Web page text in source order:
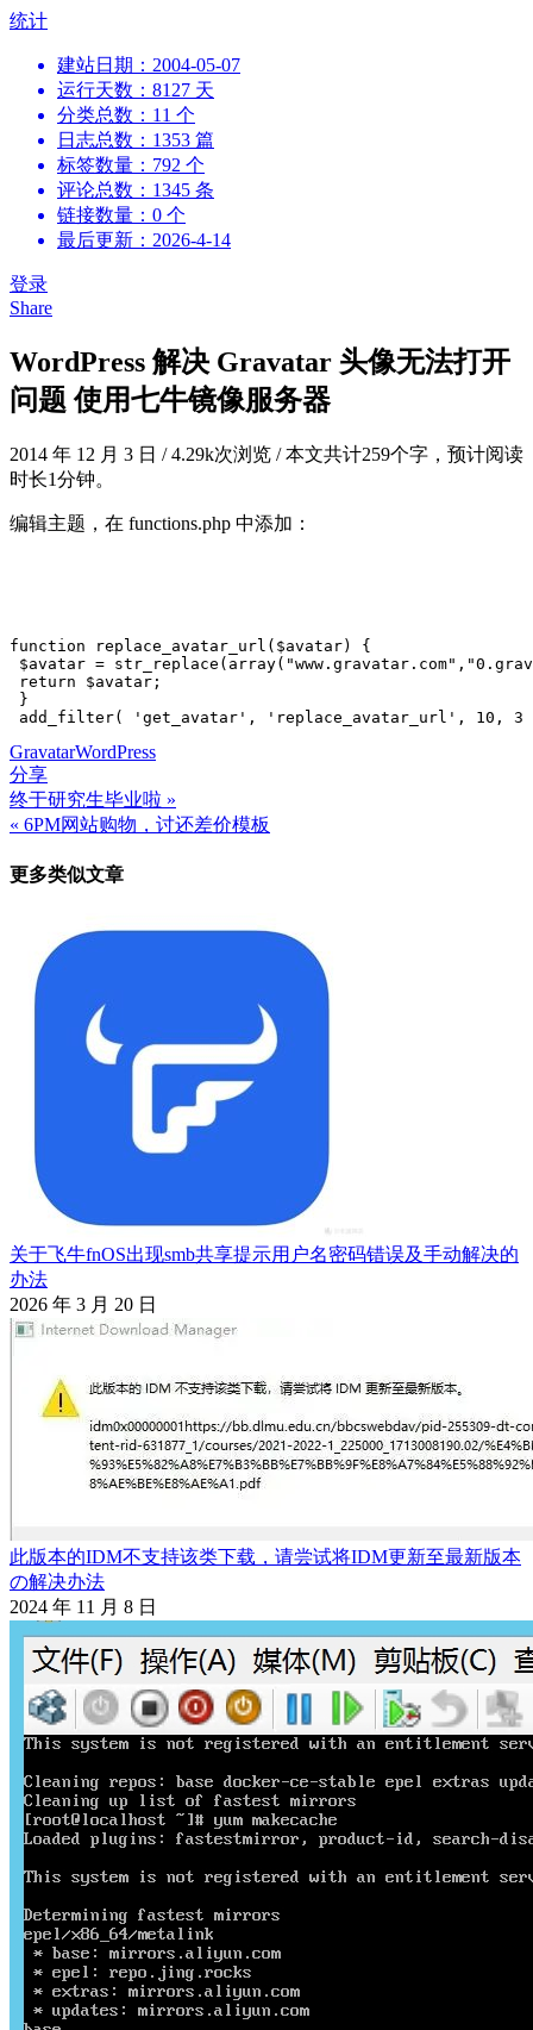
跳
统计
建站日期：2004-05-07
运行天数：8127 天
分类总数：11 个
日志总数：1353 篇
标签数量：792 个
评论总数：1345 条
链接数量：0 个
最后更新：2026-4-14
登录
Share
WordPress 解决 Gravatar 头像无法打开
问题 使用七牛镜像服务器
2014 年 12 月 3 日 /4.29k次浏览 /本文共计259个字，预计阅读
时长1分钟。
编辑主题，在 functions.php 中添加：
function replace_avatar_url($avatar) {
$avatar =
return $avatar;
}
add_filter( 'get_avatar', 'replace_avatar_url', 10,
GravatarWordPress
分享
文
章
导
终于研究生毕业啦 »
« 6PM网站购物，讨还差价模板
更多类似文章
关于飞牛fnOS出现smb共享提示用户名密码错误及手动解决的
办法
2026 年 3 月 20 日
此版本的IDM不支持该类下载，请尝试将IDM更新至最新版本
の解决办法
2024 年 11 月 8 日